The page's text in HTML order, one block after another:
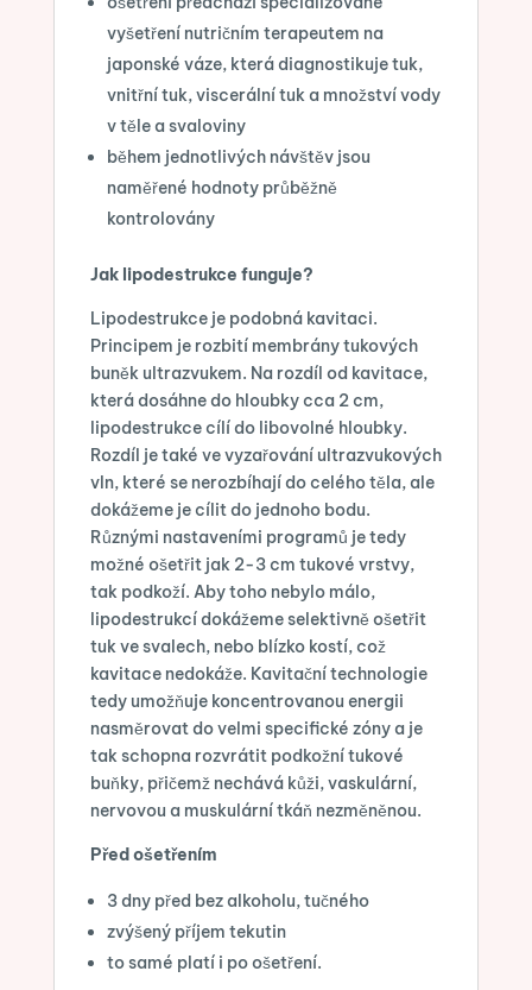
vyšetření nutričním terapeutem na
japonské váze, která diagnostikuje tuk,
vnitřní tuk, viscerální tuk a množství vody
v těle a svaloviny
během jednotlivých návštěv jsou
naměřené hodnoty průběžně
kontrolovány
Jak lipodestrukce funguje?
Lipodestrukce je podobná kavitaci.
Principem je rozbití membrány tukových
buněk ultrazvukem. Na rozdíl od kavitace,
která dosáhne do hloubky cca 2 cm,
lipodestrukce cílí do libovolné hloubky.
Rozdíl je také ve vyzařování ultrazvukových
vln, které se nerozbíhají do celého těla, ale
dokážeme je cílit do jednoho bodu.
Různými nastaveními programů je tedy
možné ošetřit jak 2-3 cm tukové vrstvy,
tak podkoží. Aby toho nebylo málo,
lipodestrukcí dokážeme selektivně ošetřit
tuk ve svalech, nebo blízko kostí, což
kavitace nedokáže. Kavitační technologie
tedy umožňuje koncentrovanou energii
nasměrovat do velmi specifické zóny a je
tak schopna rozvrátit podkožní tukové
buňky, přičemž nechává kůži, vaskulární,
nervovou a muskulární tkáň nezměněnou.
Před ošetřením
3 dny před bez alkoholu, tučného
zvýšený příjem tekutin
to samé platí i po ošetření.